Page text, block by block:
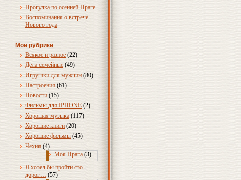
Прогулка по осенней Праге
Воспоминания о встрече
Нового года
Мои рубрики
Всякое и разное (22)
Дела семейные (49)
Игрушки для мужчин (80)
Настроения (61)
Новости (15)
Фильмы для IPHONE (2)
Хорошая музыка (117)
Хорошие книги (20)
Хорошие фильмы (45)
Чехия (4)
Моя Прага (3)
Я хотел бы пройти сто
дорог… (57)